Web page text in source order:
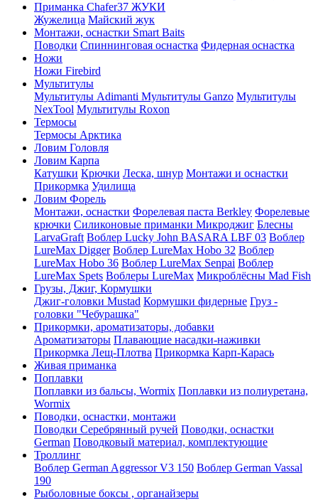
Приманка Chafer37 ЖУКИ
Жужелица Майский жук
Монтажи, оснастки Smart Baits
Поводки Спиннинговая оснастка Фидерная оснастка
Ножи
Ножи Firebird
Мультитулы
Мультитулы Adimanti Мультитулы Ganzo Мультитулы
NexTool Мультитулы Roxon
Термосы
Термосы Арктика
Ловим Головля
Ловим Карпа
Катушки Крючки Леска, шнур Монтажи и оснастки
Прикормка Удилища
Ловим Форель
Монтажи, оснастки Форелевая паста Berkley Форелевые
крючки Силиконовые приманки Микроджиг Блесны
LarvaGraft Воблер Lucky John BASARA LBF 03 Воблер
LureMax Digger Воблер LureMax Hobo 32 Воблер
LureMax Hobo 36 Воблер LureMax Senpai Воблер
LureMax Spets Воблеры LureMax Микроблёсны Mad Fish
Грузы, Джиг, Кормушки
Джиг-головки Mustad Кормушки фидерные Груз -
головки "Чебурашка"
Прикормки, ароматизаторы, добавки
Ароматизаторы Плавающие насадки-наживки
Прикормка Лещ-Плотва Прикормка Карп-Карась
Живая приманка
Поплавки
Поплавки из бальсы, Wormix Поплавки из полиуретана,
Wormix
Поводки, оснастки, монтажи
Поводки Серебрянный ручей Поводки, оснастки
German Поводковый материал, комплектующие
Троллинг
Воблер German Aggressor V3 150 Воблер German Vassal
190
Рыболовные боксы , органайзеры